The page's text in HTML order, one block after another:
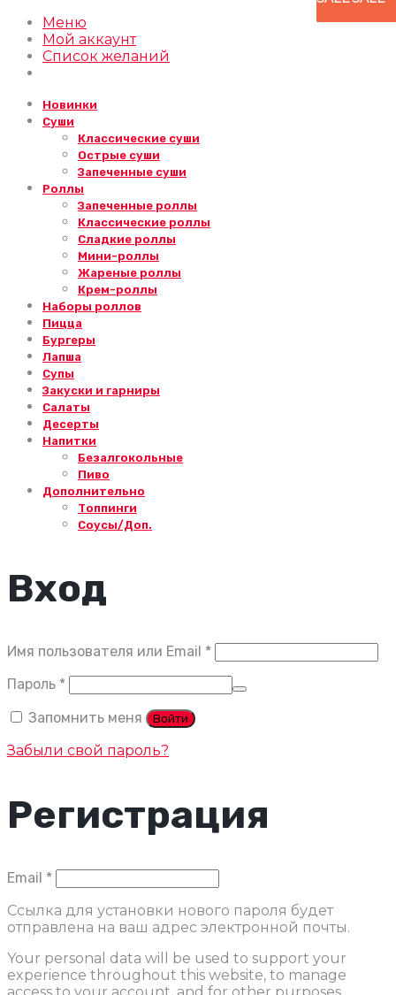
Меню
Мой аккаунт
Список желаний
Новинки
Суши
Классические суши
Острые суши
Запеченные суши
Роллы
Запеченные роллы
Классические роллы
Сладкие роллы
Мини-роллы
Жареные роллы
Крем-роллы
Наборы роллов
Пицца
Бургеры
Лапша
Супы
Закуски и гарниры
Салаты
Десерты
Напитки
Безалгокольные
Пиво
Дополнительно
Топпинги
Соусы/Доп.
Вход
Имя пользователя или Email *
Пароль *
Запомнить меня Войти
Забыли свой пароль?
Регистрация
Email *
Ссылка для установки нового пароля будет
отправлена ​​на ваш адрес электронной почты.
Your personal data will be used to support your
experience throughout this website, to manage